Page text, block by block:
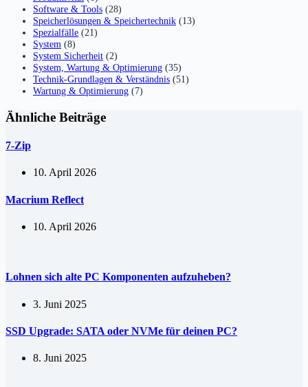
Software & Tools (28)
Speicherlösungen & Speichertechnik (13)
Spezialfälle (21)
System (8)
System Sicherheit (2)
System, Wartung & Optimierung (35)
Technik-Grundlagen & Verständnis (51)
Wartung & Optimierung (7)
Ähnliche Beiträge
7-Zip
10. April 2026
Macrium Reflect
10. April 2026
Lohnen sich alte PC Komponenten aufzuheben?
3. Juni 2025
SSD Upgrade: SATA oder NVMe für deinen PC?
8. Juni 2025